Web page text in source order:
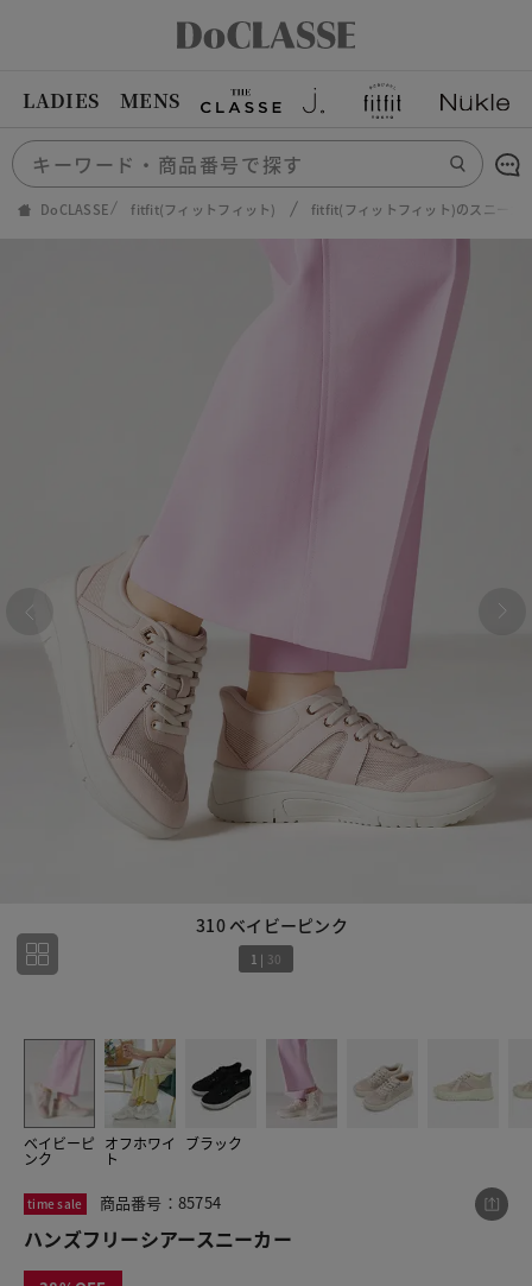
LADIES MENS
DoCLASSE fitfit(フィットフィット) fitfit(フィットフィット)のスニーカ
310 ベイビーピンク
1 | 30
ベイビーピ
ンク
オフホワイ
ト
ブラック
30
time sale 商品番号：85754
ハンズフリーシアースニーカー
この商品をシェアする
ハンズフリーシアースニーカー
¥7,900 税込¥8,690